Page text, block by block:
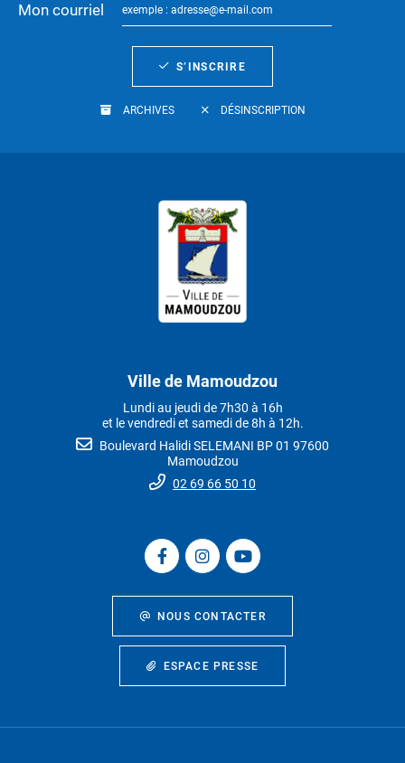
Mon courriel
S’INSCRIRE
ARCHIVES DÉSINSCRIPTION
Ville de Mamoudzou
Lundi au jeudi de 7h30 à 16h
et le vendredi et samedi de 8h à 12h.
Boulevard Halidi SELEMANI BP 01 97600
Mamoudzou
02 69 66 50 10
NOUS CONTACTER
ESPACE PRESSE